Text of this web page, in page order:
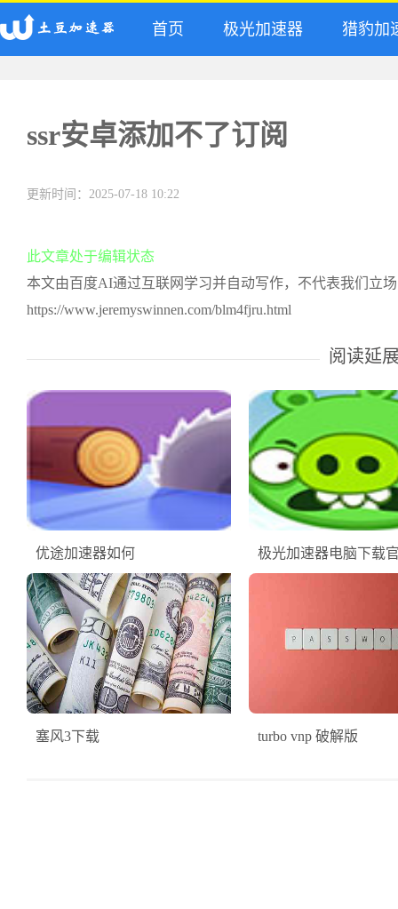
首页 极光加速器 猎豹加
ssr安卓添加不了订阅
更新时间：2025-07-18 10:22
此文章处于编辑状态
本文由百度AI通过互联网学习并自动写作，不代表我们立
https://www.jeremyswinnen.com/blm4fjru.html
阅读延
优途加速器如何 极光加速器电脑下载
塞风3下载 turbo vnp 破解版